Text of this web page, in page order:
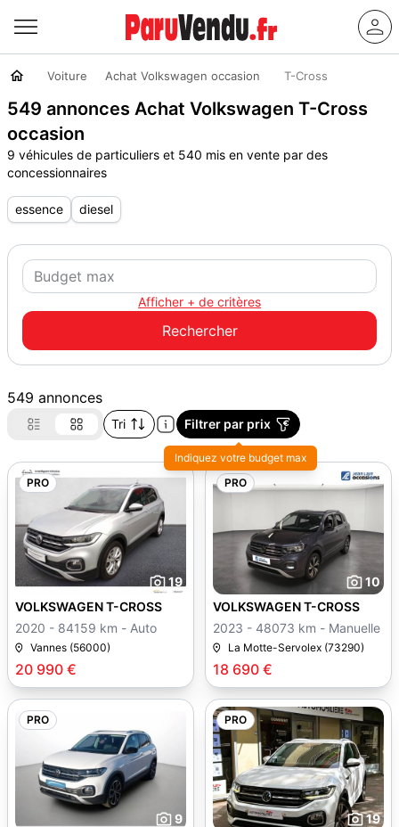
Voiture Achat Volkswagen occasion T-Cross
549 annonces Achat Volkswagen T-Cross
occasion
9 véhicules de particuliers et 540 mis en vente par des
concessionnaires
essence diesel
Afficher + de critères
549 annonces
Tri Filtrer par prix
Indiquez votre budget max
PRO
19
20 990 €
VOLKSWAGEN T-CROSS
2020 - 84159 km - Auto
Vannes (56000)
PRO
10
18 690 €
VOLKSWAGEN T-CROSS
2023 - 48073 km - Manuelle
La Motte-Servolex (73290)
PRO
9
PRO
19